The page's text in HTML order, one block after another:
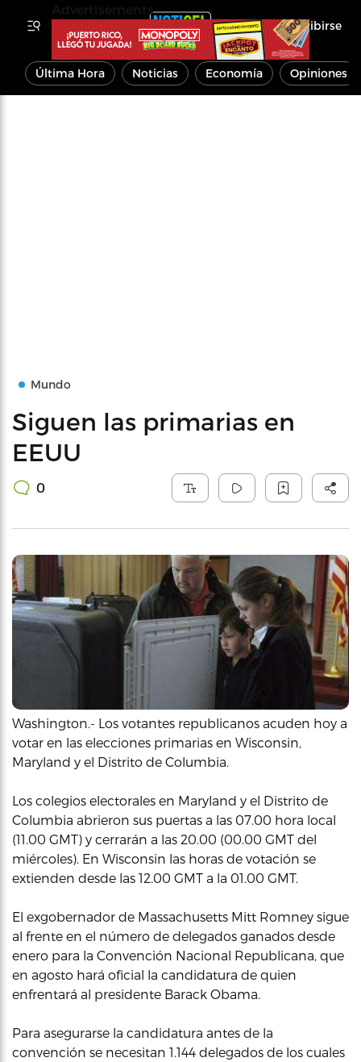
Inscribirse
Última Hora Noticias Economía Opiniones
Mundo
Siguen las primarias en
EEUU
0
Washington.- Los votantes republicanos acuden hoy a
votar en las elecciones primarias en Wisconsin,
Maryland y el Distrito de Columbia.
Los colegios electorales en Maryland y el Distrito de
Columbia abrieron sus puertas a las 07.00 hora local
(11.00 GMT) y cerrarán a las 20.00 (00.00 GMT del
miércoles). En Wisconsin las horas de votación se
extienden desde las 12.00 GMT a la 01.00 GMT.
El exgobernador de Massachusetts Mitt Romney sigue
al frente en el número de delegados ganados desde
enero para la Convención Nacional Republicana, que
en agosto hará oficial la candidatura de quien
enfrentará al presidente Barack Obama.
Para asegurarse la candidatura antes de la
convención se necesitan 1.144 delegados de los cuales
Advertisements